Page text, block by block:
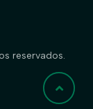
reservados.